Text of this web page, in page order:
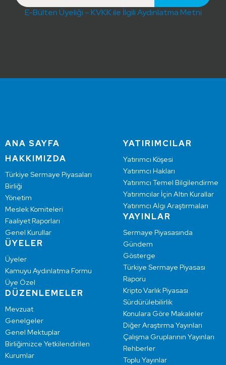
E-Bülten Üyeliği – KVKK ile İlgili Aydınlatma Metni
ANA SAYFA
HAKKIMIZDA
Türkiye Sermaye Piyasaları
Birliği
Yönetim
Meslek Komiteleri
Faaliyet Raporları
Genel Kurullar
ÜYELER
Üyeler
Kamuyu Aydınlatma Formu
Üye Özel
DÜZENLEMELER
Mevzuat
Genelgeler
Genel Mektuplar
Birliğimizce Yetkilendirilen
Kurumlar
YATIRIMCILAR
Yatırımcı Köşesi
Yatırımcı Hakları
Yatırımcı Temel Bilgilendirme
Yatırımcılar İçin Altın Kurallar
Yatırımcı Algı Araştırmaları
YAYINLAR
Sermaye Piyasasında
Gündem
Gösterge
Türkiye Sermaye Piyasası
Raporu
Kripto Varlık Piyasası
Sürdürülebilirlik
Konulara Göre Makaleler
Diğer Araştırma Yayınları
Çalışma Gruplarının Yayınları
Rehberler
Toplu Yayınlar